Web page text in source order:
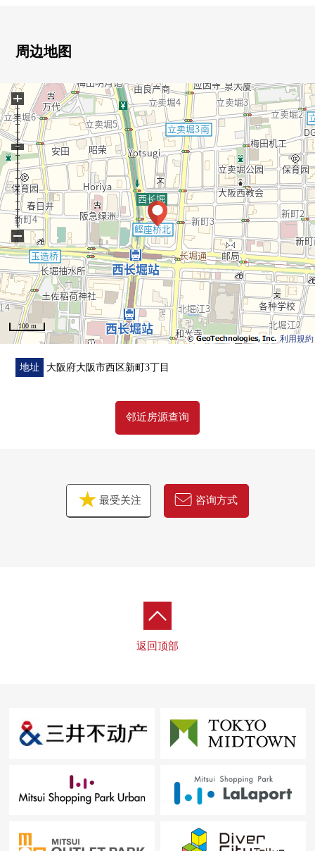
■ 推荐焦点━━━━━・・・・・
・大阪Metro长崛鹤见绿地线"西长堀"车站步行2分钟
・大阪Metro千日前线"西长堀"车站步行2分钟
・大阪Metro中央线"阿波座"车站步行7分钟
○ 有智能快递柜
○ 有防盗门
周边地图
利用規約
100 m
+
−
地址 大阪府大阪市西区新町3丁目
邻近房源查询
最受关注 咨询方式
返回顶部